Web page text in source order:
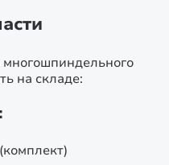
на складе: